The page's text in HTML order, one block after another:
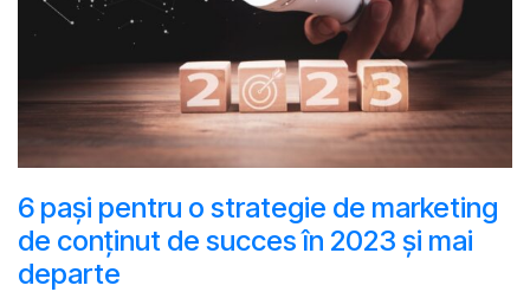
6 pași pentru o strategie de marketing
de conținut de succes în 2023 și mai
departe